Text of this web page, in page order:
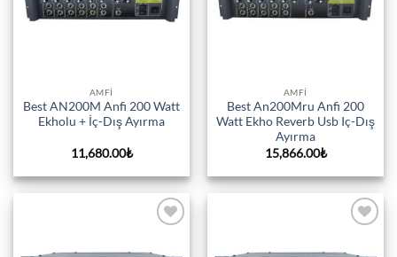
AMFI
Best AN200M Anfi 200 Watt
Ekholu + İç-Dış Ayırma
11,680.00₺
AMFI
Best An200Mru Anfi 200
Watt Ekho Reverb Usb Iç-Dış
Ayırma
15,866.00₺
wishlist
wishlist